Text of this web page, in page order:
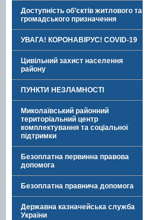
Доступність об’єктів житлового та
громадського призначення
УВАГА! КОРОНАВІРУС! COVID-19
Цивільний захист населення
району
ПУНКТИ НЕЗЛАМНОСТІ
Миколаївський районний
територіальний центр
комплектування та соціальної
підтримки
Безоплатна первинна правова
допомога
Безоплатна правнича допомога
Державна казначейська служба
України